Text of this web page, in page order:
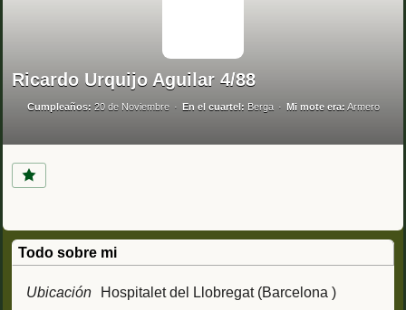
Ricardo Urquijo Aguilar 4/88
Cumpleaños: 20 de Noviembre En el cuartel: Berga Mi mote era: Armero
Todo sobre mi
Ubicación Hospitalet del Llobregat (Barcelona )